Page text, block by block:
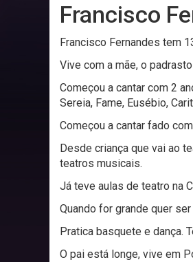
Francisco
Francisco Fernandes tem
Vive com a mãe, o
Começou a cantar com 2
Sereia, Fame, Eusébio,
Começou a cantar fado
Desde criança que vai ao
teatros musicais.
Já teve aulas de teatro na
Quando for grande quer
Pratica basquete e dança.
O pai está longe, vive em